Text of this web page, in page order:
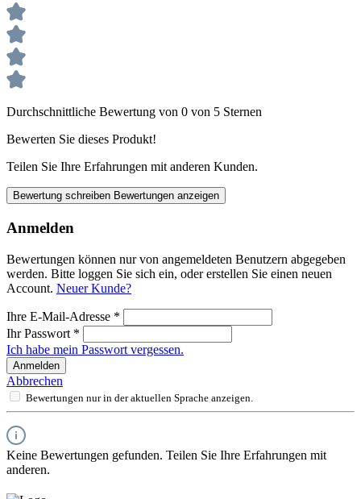
Durchschnittliche Bewertung von 0 von 5 Sternen
Bewerten Sie dieses Produkt!
Teilen Sie Ihre Erfahrungen mit anderen Kunden.
Bewertung schreiben Bewertungen anzeigen
Anmelden
Bewertungen können nur von angemeldeten Benutzern abgegeben
werden. Bitte loggen Sie sich ein, oder erstellen Sie einen neuen
Account. Neuer Kunde?
Ihre E-Mail-Adresse *
Ihr Passwort *
Ich habe mein Passwort vergessen.
Anmelden
Abbrechen
Bewertungen nur in der aktuellen Sprache anzeigen.
Keine Bewertungen gefunden. Teilen Sie Ihre Erfahrungen mit
anderen.